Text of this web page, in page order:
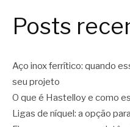
Posts
Aço inox ferrítico: quando
seu projeto
O que é Hastelloy e como
Ligas de níquel: a opção